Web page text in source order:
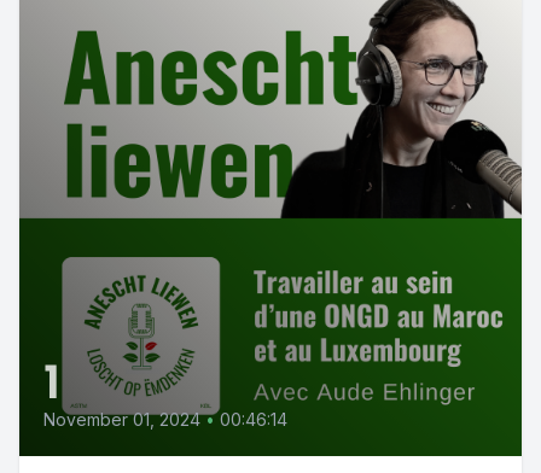
1
November 01, 2024 • 00:46:14